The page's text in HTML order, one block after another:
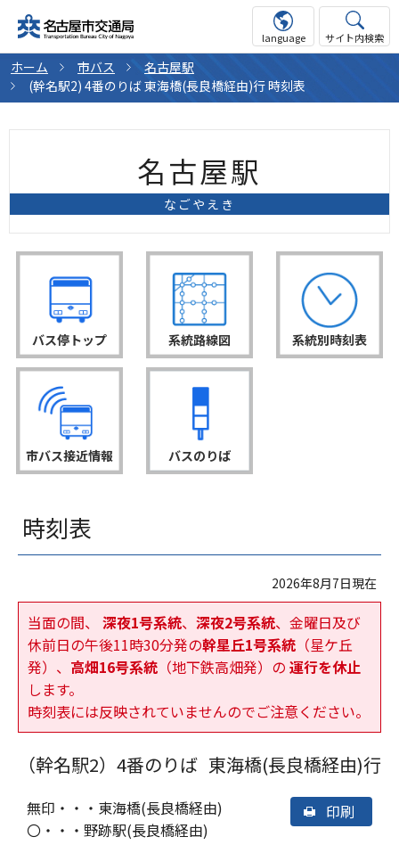
language サイト内検索
ホーム 市バス
名古屋駅
(幹名駅2) 4番のりば 東海橋(長良橋経由)行 時刻表
名古屋駅
なごやえき
バス停トップ 系統路線図 系統別時刻表
市バス接近情報 バスのりば
時刻表
2026年8月7日現在
当面の間、 深夜1号系統、 深夜2号系統、金曜日及び
休前日の午後11時30分発の幹星丘1号系統 （星ケ丘
発）、 高畑16号系統 （地下鉄高畑発）の 運行を休止
します。
時刻表には反映されていませんのでご注意ください。
（幹名駅2） 4番のりば 東海橋(長良橋経由)行
無印・・・東海橋(長良橋経由)
〇・・・野跡駅(長良橋経由)
印刷